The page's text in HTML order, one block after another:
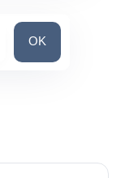
Søk etter land
OK